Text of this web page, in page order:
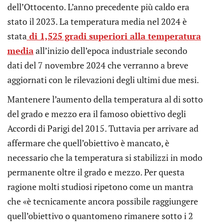
dell’Ottocento. L’anno precedente più caldo era
stato il 2023. La temperatura media nel 2024 è
stata di 1,525 gradi superiori alla temperatura
mediaall’inizio dell’epoca industriale secondo
dati del 7 novembre 2024 che verranno a breve
aggiornati con le rilevazioni degli ultimi due mesi.
Mantenere l’aumento della temperatura al di sotto
del grado e mezzo era il famoso obiettivo degli
Accordi di Parigi del 2015. Tuttavia per arrivare ad
affermare che quell’obiettivo è mancato, è
necessario che la temperatura si stabilizzi in modo
permanente oltre il grado e mezzo. Per questa
ragione molti studiosi ripetono come un mantra
che «è tecnicamente ancora possibile raggiungere
quell’obiettivo o quantomeno rimanere sotto i 2